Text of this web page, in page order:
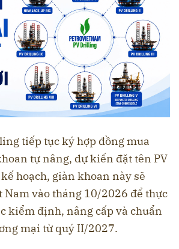
tiếp tục ký hợp đồng mua
tự nâng, dự kiến đặt tên PV
hoạch, giàn khoan này sẽ
Nam vào tháng 10/2026 để thực
kiểm định, nâng cấp và chuẩn
mại từ quý II/2027.